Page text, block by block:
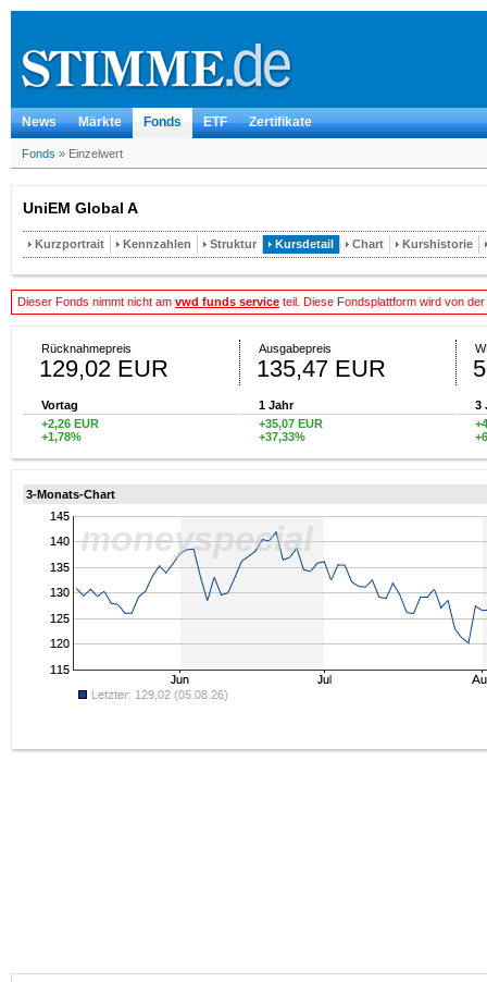
News Märkte Fonds ETF Zertifikate
Fonds » Einzelwert
UniEM Global A
Kurzportrait Kennzahlen Struktur Kursdetail Chart Kurshistorie
Dieser Fonds nimmt nicht am vwd funds service teil. Diese Fondsplattform wird von der
Rücknahmepreis
129,02 EUR
Ausgabepreis
135,47 EUR
Vortag 1 Jahr
3
+2,26 EUR
+1,78%
+35,07 EUR
+37,33%
3-Monats-Chart